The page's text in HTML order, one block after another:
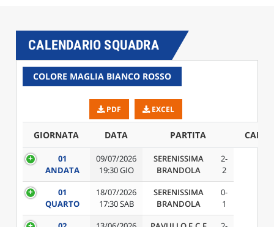
CALENDARIO SQUADRA
COLORE MAGLIA BIANCO ROSSO
PDF EXCEL
GIORNATA DATA PARTITA
01
ANDATA
09/07/2026
19:30 GIO
SERENISSIMA
BRANDOLA
2-
2
01
QUARTO
18/07/2026
17:30 SAB
SERENISSIMA
BRANDOLA
0-
1